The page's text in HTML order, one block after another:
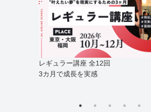
大学個別開催
よくある質問
パンフレット請求・無料相談
レギュラー講座 全12回
3カ月で成長を実感